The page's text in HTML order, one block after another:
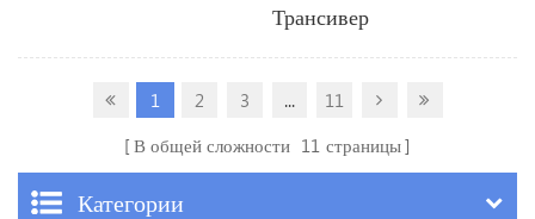
Трансивер
1 2 3 ...
11
В общей сложности 11 страницы
Категории